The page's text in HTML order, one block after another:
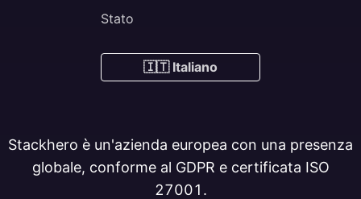
Stato
🇮🇹 Italiano
Stackhero è un'azienda europea con una presenza
globale, conforme al GDPR e certificata ISO
27001.